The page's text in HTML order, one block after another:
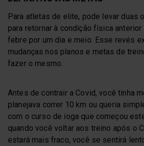
Para atletas de elite, pode levar duas
para retornar à condição física
febre por um dia e meio. Esse revés
mudanças nos planos e metas de
fazer o mesmo.
Antes de contrair a Covid, você tinha
planejava correr 10 km ou queria
com o curso de ioga que começou
quando você voltar aos treino após o
estará mais fraco, você se sentirá